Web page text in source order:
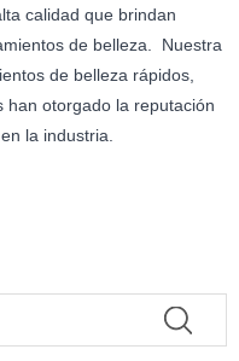
calidad que brindan
de belleza. Nuestra
de belleza rápidos,
han otorgado la reputación
la industria.